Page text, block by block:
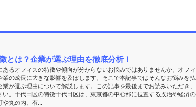
とは？企業が選ぶ理由を徹底分析！
るオフィスの特徴や傾向が分からないお悩みではありませんか。オフィ
の成長に大きな影響を及ぼします。そこで本記事ではそんなお悩みを払
が選ぶ理由について解説します。この記事を最後までお読みいただき、
。千代田区の特徴千代田区は、東京都の中心部に位置する政治や経済の
や丸の内、有...